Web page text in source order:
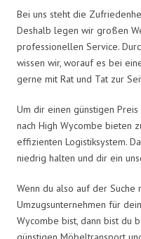
Bei uns steht die
Deshalb legen wir großen
professionellen Service.
wissen wir, worauf es bei
gerne mit Rat und Tat zur
Um dir einen günstigen
nach High Wycombe bieten
effizienten Logistiksystem.
niedrig halten und dir ein
Wenn du also auf der Suche
Umzugsunternehmen für
Wycombe bist, dann bist du